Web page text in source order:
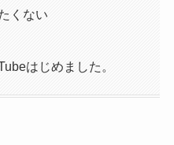
くない
はじめました。